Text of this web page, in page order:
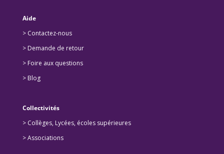
Aide
> Contactez-nous
> Demande de retour
> Foire aux questions
> Blog
Collectivités
> Collèges, Lycées, écoles supérieures
>Associations